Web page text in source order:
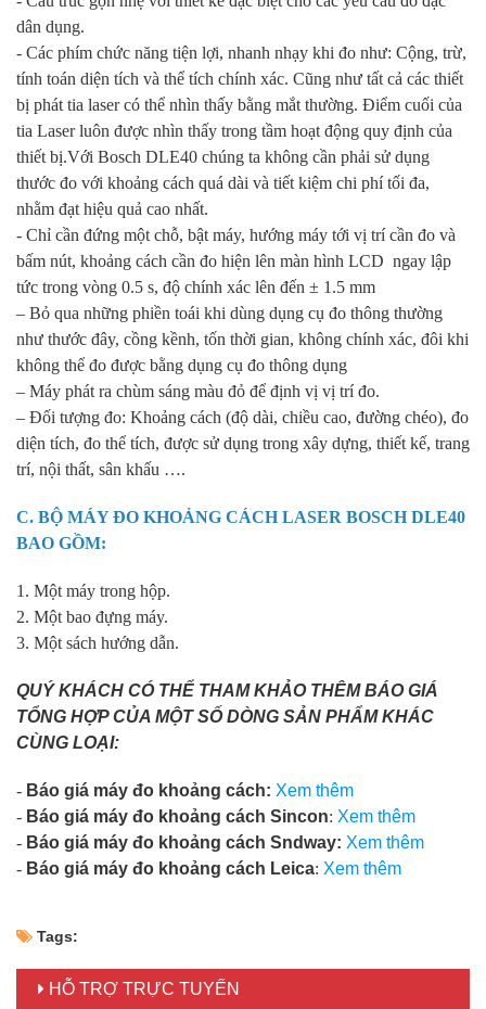
dân dụng.
- Các phím chức năng tiện lợi, nhanh nhạy khi đo như: Cộng, trừ,
tính toán diện tích và thể tích chính xác. Cũng như tất cả các thiết
bị phát tia laser có thể nhìn thấy bằng mắt thường. Điểm cuối của
tia Laser luôn được nhìn thấy trong tầm hoạt động quy định của
thiết bị.Với Bosch DLE40 chúng ta không cần phải sử dụng
thước đo với khoảng cách quá dài và tiết kiệm chi phí tối đa,
nhằm đạt hiệu quả cao nhất.
- Chỉ cần đứng một chỗ, bật máy, hướng máy tới vị trí cần đo và
bấm nút, khoảng cách cần đo hiện lên màn hình LCD ngay lập
tức trong vòng 0.5 s, độ chính xác lên đến ± 1.5 mm
– Bỏ qua những phiền toái khi dùng dụng cụ đo thông thường
như thước đây, cồng kềnh, tốn thời gian, không chính xác, đôi khi
không thể đo được bằng dụng cụ đo thông dụng
– Máy phát ra chùm sáng màu đỏ để định vị vị trí đo.
– Đối tượng đo: Khoảng cách (độ dài, chiều cao, đường chéo), đo
diện tích, đo thể tích, được sử dụng trong xây dựng, thiết kế, trang
trí, nội thất, sân khấu ….
C. BỘ MÁY ĐO KHOẢNG CÁCH LASER BOSCH DLE40
BAO GỒM:
1. Một máy trong hộp.
2. Một bao đựng máy.
3. Một sách hướng dẫn.
QUÝ KHÁCH CÓ THỂ THAM KHẢO THÊM BÁO GIÁ
TỔNG HỢP CỦA MỘT SỐ DÒNG SẢN PHẨM KHÁC
CÙNG LOẠI:
- Báo giá máy đo khoảng cách: Xem thêm
- Báo giá máy đo khoảng cách Sincon: Xem thêm
- Báo giá máy đo khoảng cách Sndway: Xem thêm
- Báo giá máy đo khoảng cách Leica: Xem thêm
Tags:
HỖ TRỢ TRỰC TUYẾN